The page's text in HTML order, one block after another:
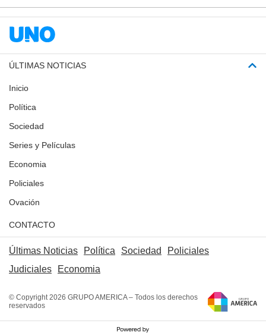
ÚLTIMAS NOTICIAS
Inicio
Política
Sociedad
Series y Películas
Economia
Policiales
Ovación
CONTACTO
Últimas Noticias Política Sociedad
Policiales
Judiciales
Economia
© Copyright 2026 GRUPO AMERICA – Todos los derechos
reservados